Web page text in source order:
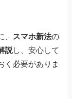
スマホ新法の
説し、安心して
く必要がありま